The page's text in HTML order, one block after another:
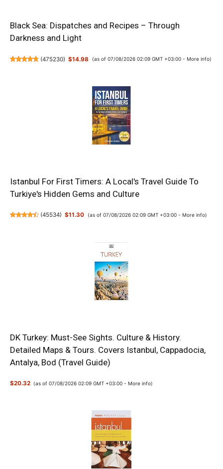
Black Sea: Dispatches and Recipes – Through
Darkness and Light
(475230) $14.98 (as of 07/08/2026 02:09 GMT +03:00 - More info)
Istanbul For First Timers: A Local's Travel Guide To
Turkiye's Hidden Gems and Culture
(45534) $11.30 (as of 07/08/2026 02:09 GMT +03:00 - More info)
DK Turkey: Must-See Sights. Culture & History.
Detailed Maps & Tours. Covers Istanbul, Cappadocia,
Antalya, Bod (Travel Guide)
$20.32 (as of 07/08/2026 02:09 GMT +03:00 -More info)